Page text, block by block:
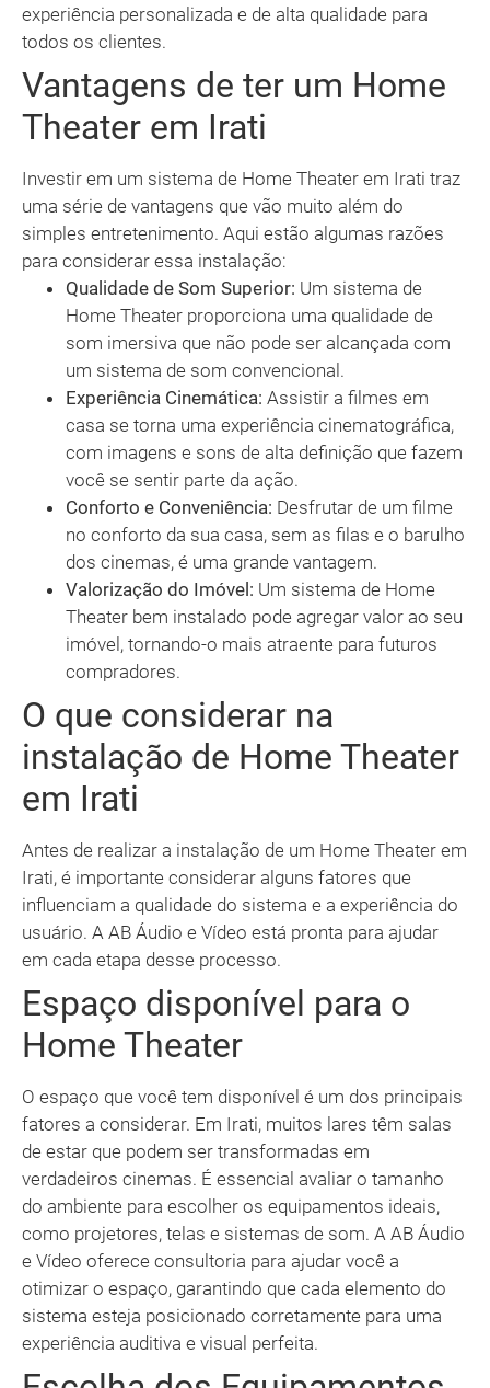
experiência personalizada e de alta qualidade para
todos os clientes.
Vantagens de ter um Home
Theater em Irati
Investir em um sistema de Home Theater em Irati traz
uma série de vantagens que vão muito além do
simples entretenimento. Aqui estão algumas razões
para considerar essa instalação:
Qualidade de Som Superior: Um sistema de
Home Theater proporciona uma qualidade de
som imersiva que não pode ser alcançada com
um sistema de som convencional.
Experiência Cinemática: Assistir a filmes em
casa se torna uma experiência cinematográfica,
com imagens e sons de alta definição que fazem
você se sentir parte da ação.
Conforto e Conveniência: Desfrutar de um filme
no conforto da sua casa, sem as filas e o barulho
dos cinemas, é uma grande vantagem.
Valorização do Imóvel: Um sistema de Home
Theater bem instalado pode agregar valor ao seu
imóvel, tornando-o mais atraente para futuros
compradores.
O que considerar na
instalação de Home Theater
em Irati
Antes de realizar a instalação de um Home Theater em
Irati, é importante considerar alguns fatores que
influenciam a qualidade do sistema e a experiência do
usuário. A AB Áudio e Vídeo está pronta para ajudar
em cada etapa desse processo.
Espaço disponível para o
Home Theater
O espaço que você tem disponível é um dos principais
fatores a considerar. Em Irati, muitos lares têm salas
de estar que podem ser transformadas em
verdadeiros cinemas. É essencial avaliar o tamanho
do ambiente para escolher os equipamentos ideais,
como projetores, telas e sistemas de som. A AB Áudio
e Vídeo oferece consultoria para ajudar você a
otimizar o espaço, garantindo que cada elemento do
sistema esteja posicionado corretamente para uma
experiência auditiva e visual perfeita.